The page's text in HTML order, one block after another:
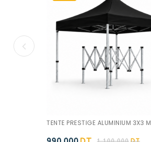
TENTE PRESTIGE ALUMINIUM 3X3 M